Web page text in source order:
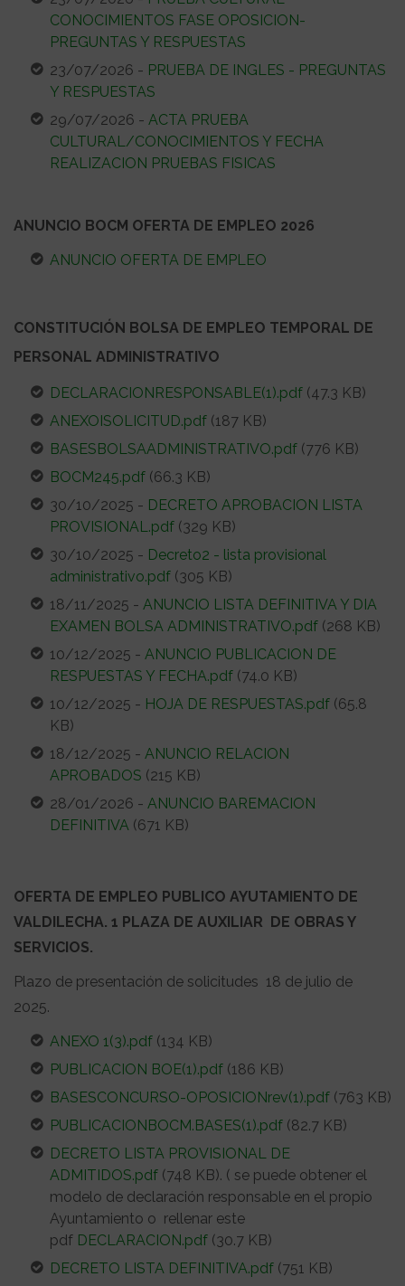
CONOCIMIENTOS FASE OPOSICION-
PREGUNTAS Y RESPUESTAS
23/07/2026 - PRUEBA DE INGLES - PREGUNTAS
Y RESPUESTAS
29/07/2026 - ACTA PRUEBA
CULTURAL/CONOCIMIENTOS Y FECHA
REALIZACION PRUEBAS FISICAS
ANUNCIO BOCM OFERTA DE EMPLEO 2026
ANUNCIO OFERTA DE EMPLEO
CONSTITUCIÓN BOLSA DE EMPLEO TEMPORAL DE
PERSONAL ADMINISTRATIVO
DECLARACIONRESPONSABLE(1).pdf (47.3 KB)
ANEXOISOLICITUD.pdf (187 KB)
BASESBOLSAADMINISTRATIVO.pdf (776 KB)
BOCM245.pdf (66.3 KB)
30/10/2025 - DECRETO APROBACION LISTA
PROVISIONAL.pdf (329 KB)
30/10/2025 - Decreto2 - lista provisional
administrativo.pdf (305 KB)
18/11/2025 - ANUNCIO LISTA DEFINITIVA Y DIA
EXAMEN BOLSA ADMINISTRATIVO.pdf (268 KB)
10/12/2025 - ANUNCIO PUBLICACION DE
RESPUESTAS Y FECHA.pdf (74.0 KB)
10/12/2025 - HOJA DE RESPUESTAS.pdf (65.8
KB)
18/12/2025 - ANUNCIO RELACION
APROBADOS (215 KB)
28/01/2026 - ANUNCIO BAREMACION
DEFINITIVA (671 KB)
OFERTA DE EMPLEO PUBLICO AYUTAMIENTO DE
VALDILECHA. 1 PLAZA DE AUXILIAR DE OBRAS Y
SERVICIOS.
Plazo de presentación de solicitudes 18 de julio de
2025.
ANEXO 1(3).pdf (134 KB)
PUBLICACION BOE(1).pdf (186 KB)
BASESCONCURSO-OPOSICIONrev(1).pdf (763 KB)
PUBLICACIONBOCM.BASES(1).pdf (82.7 KB)
DECRETO LISTA PROVISIONAL DE
ADMITIDOS.pdf (748 KB). ( se puede obtener el
modelo de declaración responsable en el propio
Ayuntamiento o rellenar este
pdf DECLARACION.pdf (30.7 KB)
DECRETO LISTA DEFINITIVA.pdf (751 KB)